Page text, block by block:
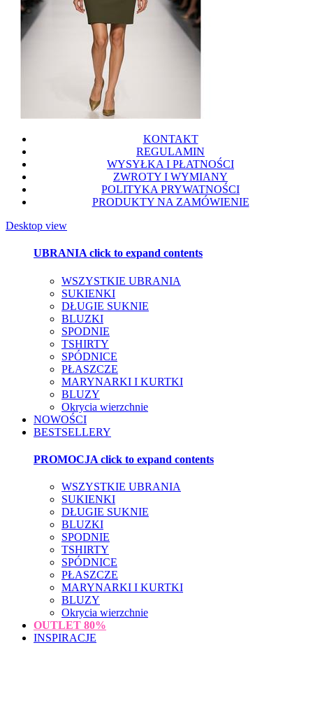
KONTAKT
REGULAMIN
WYSYŁKA I PŁATNOŚCI
ZWROTY I WYMIANY
POLITYKA PRYWATNOŚCI
PRODUKTY NA ZAMÓWIENIE
Desktop view
UBRANIAclick to expand contents
WSZYSTKIE UBRANIA
SUKIENKI
DŁUGIE SUKNIE
BLUZKI
SPODNIE
TSHIRTY
SPÓDNICE
PŁASZCZE
MARYNARKI I KURTKI
BLUZY
Okrycia wierzchnie
NOWOŚCI
BESTSELLERY
PROMOCJA click to expand contents
WSZYSTKIE UBRANIA
SUKIENKI
DŁUGIE SUKNIE
BLUZKI
SPODNIE
TSHIRTY
SPÓDNICE
PŁASZCZE
MARYNARKI I KURTKI
BLUZY
Okrycia wierzchnie
OUTLET 80%
INSPIRACJE